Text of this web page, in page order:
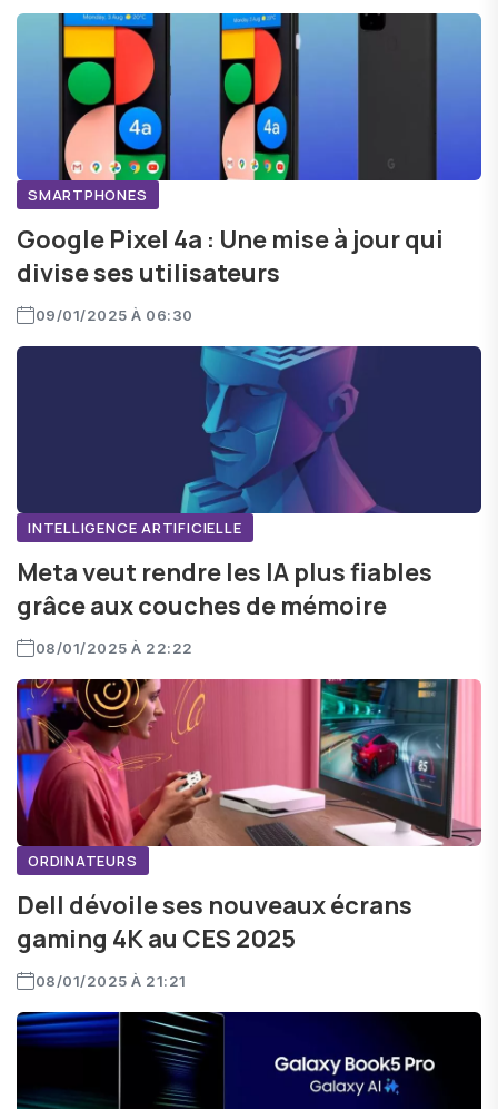
SMARTPHONES
Google Pixel 4a : Une mise à jour qui
divise ses utilisateurs
09/01/2025 À 06:30
INTELLIGENCE ARTIFICIELLE
Meta veut rendre les IA plus fiables
grâce aux couches de mémoire
08/01/2025 À 22:22
ORDINATEURS
Dell dévoile ses nouveaux écrans
gaming 4K au CES 2025
08/01/2025 À 21:21